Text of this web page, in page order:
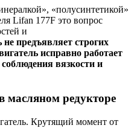
«полусинтетикой»
Lifan 177F это вопрос
и
не предъявляет строгих
исправно работает
вязкости и
редукторе
Крутящий момент от